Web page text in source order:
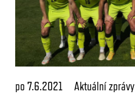
po 7.6.2021 Aktuální zprávy